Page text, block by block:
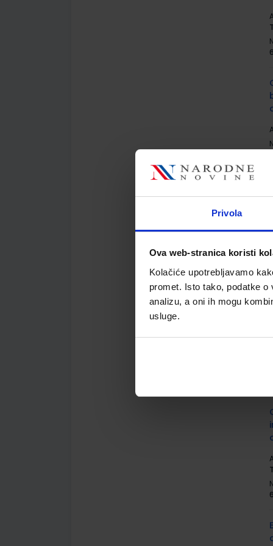
Privola
Ova web-stranica koristi
Kolačiće upotrebljavamo
promet. Isto tako, podatke
analizu, a oni ih mogu
usluge.